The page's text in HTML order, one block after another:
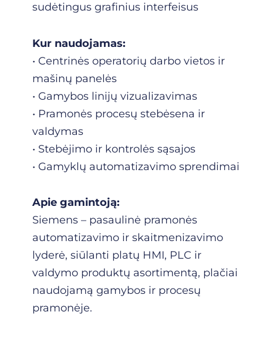
sudėtingus grafinius interfeisus
Kur naudojamas:
• Centrinės operatorių darbo vietos ir
mašinų panelės
• Gamybos linijų vizualizavimas
• Pramonės procesų stebėsena ir
valdymas
• Stebėjimo ir kontrolės sąsajos
• Gamyklų automatizavimo sprendimai
Apie gamintoją:
Siemens – pasaulinė pramonės
automatizavimo ir skaitmenizavimo
lyderė, siūlanti platų HMI, PLC ir
valdymo produktų asortimentą, plačiai
naudojamą gamybos ir procesų
pramonėje.